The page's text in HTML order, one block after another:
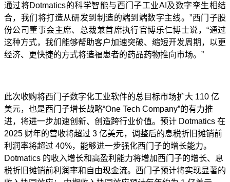
通过将Dotmatics的科学智能与西门子工业AI及数字孪生相结
合，我们将打造从研发到制造的端到端数字主线。”西门子股
份公司董事会主席、总裁兼首席执行官博乐仁博士说，“通过
这种方式，我们能够帮助客户加速突破、缩短开发周期，以更
经济、更快捷的方式将造福患者的药品药物推向市场。”
此次收购将西门子数字化工业软件的总目标市场扩大 110 亿
美元，也是西门子增长战略“One Tech Company”的有力推
进，将进一步加速创新、创造跨行业价值。预计 Dotmatics 在
2025 财年的营收将超过 3 亿美元，调整后的息税折旧摊销前
利润率将超过 40%，能够进一步强化西门子的增长能力。
Dotmatics 的收入增长和高盈利能力将增加西门子的增长、息
税折旧摊销前利润率和自由现金流。西门子预计将实现显著的